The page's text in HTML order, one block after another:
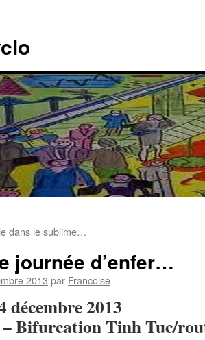
dans le sublime…
journée d’enfer…
2013 par Francoise
décembre 2013
Bifurcation Tinh Tuc/